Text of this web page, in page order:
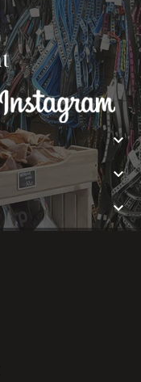
keyboard_arrow_down
keyboard_arrow_down
keyboard_arrow_down